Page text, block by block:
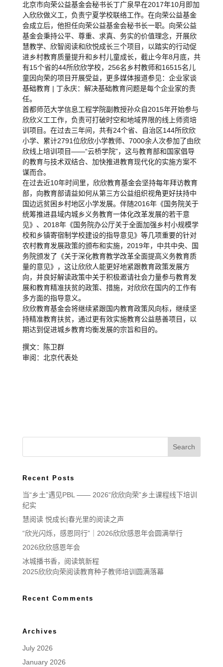
北京市向荣公益基金会秘书长丁广泉早在2017年10月即加
入欣欣做义工，负责宁夏学校联络工作。在向荣公益基金
会成立后，他担任向荣公益基金会秘书长一职。向荣公益
基金会秉持公平、尊重、求真、务实的价值理念，开展欣
慧教学、欣智阅读和欣悦成长三个项目，以踏实的行动促
进乡村教育质量提升和乡村儿童成长，截止今年8月底，共
有15个省的44所欣欣学校，256名乡村教师和16515名儿
童因向荣的项目开展受益，更多媒体报道参见：企业家谈
基础教育 | 丁永庆：解决基础教育问题是每个企业家的责
任。
首都师范大学信息工程学院副教授孙众自2015年开始参与
欣欣义工工作，负责可打破时空和地域界限的线上师资培
训项目。在过去三年间，共有24个省、自治区144所欣欣
小学、累计2791位欣欣小学教师、7000余人次参加了由欣
欣线上培训项目——“云桥学院”，这与教育部和国家倡导
的教育与技术双结合、加快推进教育现代化的实施方案不
谋而合。
在过去近10年时间里，欣欣教育基金会坚持每年拜访教育
部，向教育部请益如何从第三方公益组织视角更好扶持中
国边远贫困乡村地区小学发展。伴随2016年《国务院关于
统筹推进县域内城乡义务教育一体化改革发展的若干意
见》、2018年《国务院办公厅关于全面加强乡村小规模学
校和乡镇寄宿制学校建设的指导意见》等几项重要的针对
农村教育发展政策的颁布和实施，2019年，中共中央、国
务院颁发了《关于深化教育教学改革全面提高义务教育质
量的意见》，这让欣欣人能更好地紧跟教育政策发展方
向，并良好解读政策中关于积极邀请社会力量参与教育发
展和教育精准扶贫的政策、措施，对欣欣在国内的工作有
多方面的指导意义。
欣欣教育基金会将继续紧跟国内教育政策风向标，继续坚
持精准教育扶贫，通过更有效实施教育公益慈善项目，以
期达到促进城乡教育均衡发展的宗旨和目的。
撰文：陈卫群
审阅：北京代表处
Recent Posts
当“乡土”遇见PBL —— 2026“欣欣向荣”乡土课程线下培训
纪实
慧阅读 悦成长|春光里的阅读之声
“欣光闪烁，感恩同行”｜2026欣欣感恩年会圆满举行
2026欣欣感恩年会
冰城播书香，阅读筑新程
2025欣欣向荣阅读教育种子教师培训圆满落幕
Recent Comments
Archives
July 2026
January 2026